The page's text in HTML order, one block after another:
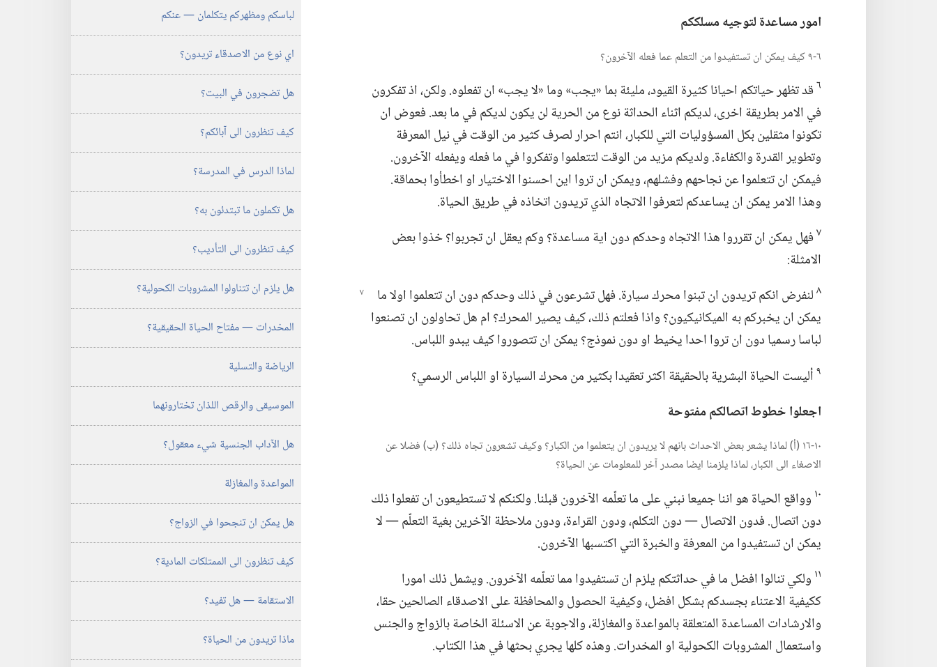
امور مساعدة لتوجيه مسلككم
٦-‏٩ كيف يمكن ان تستفيدوا من التعلم عما فعله الآخرون؟‏
٦قد تظهر حياتكم احيانا كثيرة القيود،‏ مليئة بما «يجب» وما «لا يجب» ان تفعلوه.‏ ولكن،‏ اذ تفكرون
في الامر بطريقة اخرى،‏ لديكم اثناء الحداثة نوع من الحرية لن يكون لديكم في ما بعد.‏ فعوض ان
تكونوا مثقلين بكل المسؤوليات التي للكبار،‏ انتم احرار لصرف كثير من الوقت في نيل المعرفة
وتطوير القدرة والكفاءة.‏ ولديكم مزيد من الوقت لتتعلموا وتفكروا في ما فعله ويفعله الآخرون.‏
فيمكن ان تتعلموا عن نجاحهم وفشلهم،‏ ويمكن ان تروا اين احسنوا الاختيار او اخطأوا بحماقة.‏
وهذا الامر يمكن ان يساعدكم لتعرفوا الاتجاه الذي تريدون اتخاذه في طريق الحياة.‏
٧فهل يمكن ان تقرروا هذا الاتجاه وحدكم دون اية مساعدة؟‏ وكم يعقل ان تجربوا؟‏ خذوا بعض
الامثلة:‏
٨لنفرض انكم تريدون ان تبنوا محرك سيارة.‏ فهل تشرعون في ذلك وحدكم دون ان تتعلموا اولا ما
يمكن ان يخبركم به الميكانيكيون؟‏ واذا فعلتم ذلك،‏ كيف يصير المحرك؟‏ ام هل تحاولون ان تصنعوا
لباسا رسميا دون ان تروا احدا يخيط او دون نموذج؟‏ يمكن ان تتصوروا كيف يبدو اللباس.‏
٩أليست الحياة البشرية بالحقيقة اكثر تعقيدا بكثير من محرك السيارة او اللباس الرسمي؟‏
اجعلوا خطوط اتصالكم مفتوحة
١٠-‏١٦ (‏أ)‏ لماذا يشعر بعض الاحداث بانهم لا يريدون ان يتعلموا من الكبار؟‏ وكيف تشعرون تجاه ذلك؟‏ (‏ب)‏ فضلا عن
الاصغاء الى الكبار،‏ لماذا يلزمنا ايضا مصدر آخر للمعلومات عن الحياة؟‏
١٠ وواقع الحياة هو اننا جميعا نبني على ما تعلّمه الآخرون قبلنا.‏ ولكنكم لا تستطيعون ان تفعلوا ذلك
دون اتصال.‏ فدون الاتصال —‏ دون التكلم،‏ ودون القراءة،‏ ودون ملاحظة الآخرين بغية التعلّم —‏ لا
يمكن ان تستفيدوا من المعرفة والخبرة التي اكتسبها الآخرون.‏
١١ ولكي تنالوا افضل ما في حداثتكم يلزم ان تستفيدوا مما تعلّمه الآخرون.‏ ويشمل ذلك امورا
ككيفية الاعتناء بجسدكم بشكل افضل،‏ وكيفية الحصول والمحافظة على الاصدقاء الصالحين حقا،‏
والارشادات المساعدة المتعلقة بالمواعدة والمغازلة،‏ والاجوبة عن الاسئلة الخاصة بالزواج والجنس
واستعمال المشروبات الكحولية او المخدرات.‏ وهذه كلها يجري بحثها في هذا الكتاب.‏
لباسكم ومظهركم يتكلمان —‏ عنكم
اي نوع من الاصدقاء تريدون؟‏
هل تضجرون في البيت؟‏
كيف تنظرون الى آبائكم؟‏
لماذا الدرس في المدرسة؟‏
هل تكملون ما تبتدئون به؟‏
كيف تنظرون الى التأديب؟‏
هل يلزم ان تتناولوا المشروبات الكحولية؟‏
المخدرات —‏ مفتاح الحياة الحقيقية؟‏
الرياضة والتسلية
الموسيقى والرقص اللذان تختارونهما
هل الآداب الجنسية شيء معقول؟‏
المواعدة والمغازلة
هل يمكن ان تنجحوا في الزواج؟‏
كيف تنظرون الى الممتلكات المادية؟‏
الاستقامة —‏ هل تفيد؟‏
ماذا تريدون من الحياة؟‏